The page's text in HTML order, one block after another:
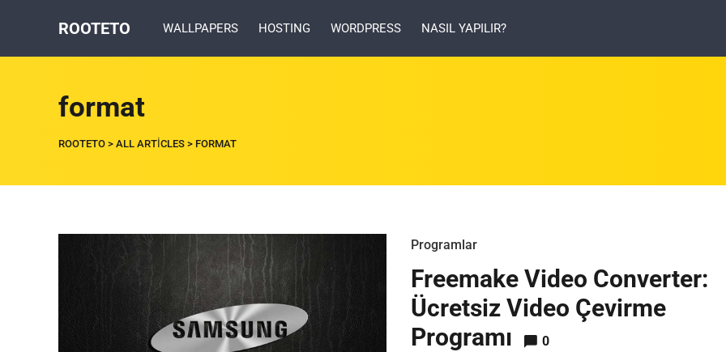
ROOTETO WALLPAPERS HOSTING WORDPRESS NASIL YAPILIR?
format
ROOTETO > ALL ARTICLES > FORMAT
Programlar
Freemake Video Converter:
Ücretsiz Video Çevirme
Programı
0